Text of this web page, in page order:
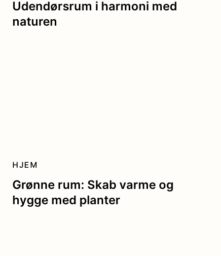
Udendørsrum i harmoni med
naturen
Grønne rum: Skab varme og
hygge med planter
HJEM